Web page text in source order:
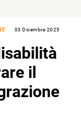
03 Dicembre 2025
il